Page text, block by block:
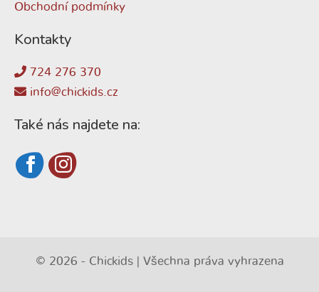
Obchodní podmínky
Kontakty
724 276 370
info@chickids.cz
Také nás najdete na:
© 2026 - Chickids | Všechna práva vyhrazena